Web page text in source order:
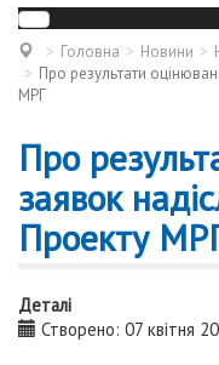
Головна Новини
Про результати
МРГ
Про
заявок
Проекту
Деталі
Створено: 07 квітня